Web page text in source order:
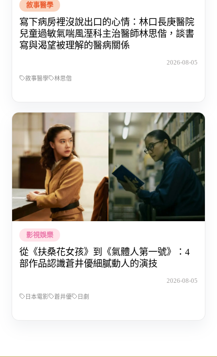
敘事醫學
寫下病房裡沒說出口的心情：林口長庚醫院
兒童過敏氣喘風溼科主治醫師林思偕，談書
寫與渴望被理解的醫病關係
2026-08-05
敘事醫學 林思偕
影視娛樂
從《扶桑花女孩》到《氣體人第一號》：4
部作品認識蒼井優細膩動人的演技
2026-08-05
日本電影 蒼井優 日劇